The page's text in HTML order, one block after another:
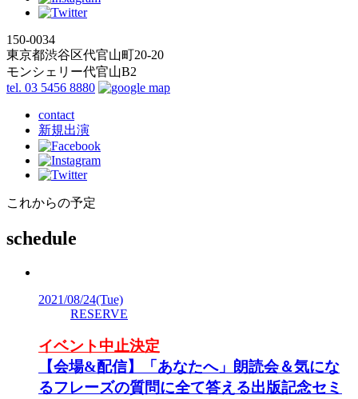
150-0034
東京都渋谷区代官山町20-20
モンシェリー代官山B2
tel. 03 5456 8880
contact
新規出演
これからの予定
schedule
2021/08/24(Tue)
RESERVE
イベント中止決定
【会場&配信】「あなたへ」朗読会＆気にな
るフレーズの質問に全て答える出版記念セミ